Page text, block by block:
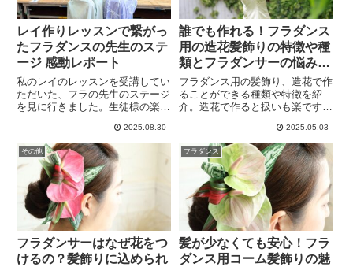
レイ作りレッスンで繋がっ
たフラダンスの先生のステ
ージ 感動レポート
私のレイのレッスンを受講してい
ただいた、フラの先生のステージ
を見に行きました。生徒様の楽し
た。そして先生のソロでは私のレ
ッスンで作ったレイをつけてモア
ナを踊ってくだいました。他には
絶対にないレイだなと自画自賛し
てしまいました。
2025.08.30
誰でも作れる！フラダンス
用の造花髪飾りの特徴や種
類とフラダンサーの悩み解
決策
フラダンス用の髪飾り、造花で作
ることができる種類や特徴を紹
介。造花で作ると扱いも楽です
とができます。そしてフラダンサ
ーの悩み 支度時間がない時や、
髪の毛の量が少ないなどの解決策
を考えてみたので参考にしてくだ
さい。
2025.05.03
その他
フラダンサーはなぜ花をつ
けるの？髪飾りに込められ
フラダンス
髪が少なくても安心！フラ
ダンス用コーム髪飾りの魅